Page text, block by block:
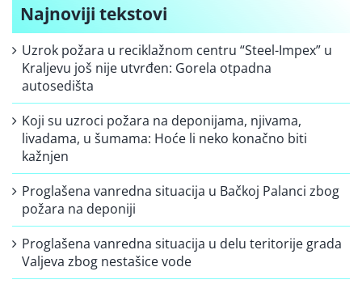
Najnoviji tekstovi
Uzrok požara u reciklažnom centru “Steel-Impex” u
Kraljevu još nije utvrđen: Gorela otpadna
autosedišta
Koji su uzroci požara na deponijama, njivama,
livadama, u šumama: Hoće li neko konačno biti
kažnjen
Proglašena vanredna situacija u Bačkoj Palanci zbog
požara na deponiji
Proglašena vanredna situacija u delu teritorije grada
Valjeva zbog nestašice vode